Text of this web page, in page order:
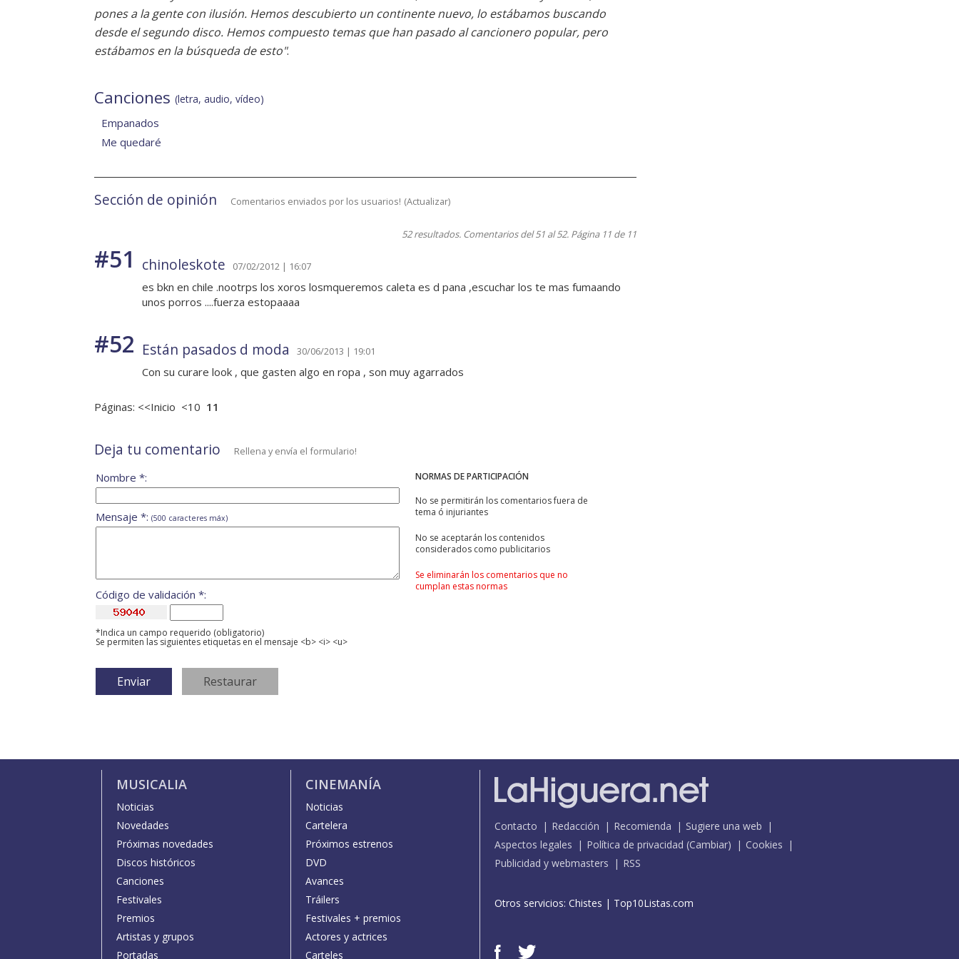
pones a la gente con ilusión. Hemos descubierto un continente nuevo, lo estábamos buscando
desde el segundo disco. Hemos compuesto temas que han pasado al cancionero popular, pero
estábamos en la búsqueda de esto".
Canciones (letra, audio, vídeo)
Empanados
Me quedaré
Sección de opinión Comentarios enviados por los usuarios! (Actualizar)
52 resultados. Comentarios del 51 al 52. Página 11 de 11
#51 chinoleskote 07/02/2012 | 16:07
es bkn en chile .nootrps los xoros losmqueremos caleta es d pana ,escuchar los te mas fumaando
unos porros ....fuerza estopaaaa
#52 Están pasados d moda 30/06/2013 | 19:01
Con su curare look , que gasten algo en ropa , son muy agarrados
Páginas: <<Inicio <10 11
Deja tu comentario Rellena y envía el formulario!
NORMAS DE PARTICIPACIÓN
No se permitirán los comentarios fuera de
tema ó injuriantes
No se aceptarán los contenidos
considerados como publicitarios
Se eliminarán los comentarios que no
cumplan estas normas
Nombre *:
Mensaje *: (500 caracteres máx)
Código de validación *:
*Indica un campo requerido (obligatorio)
Se permiten las siguientes etiquetas en el mensaje <b> <i> <u>
MUSICALIA
Noticias
Novedades
Próximas novedades
Discos históricos
Canciones
Festivales
Premios
Artistas y grupos
Portadas
CINEMANÍA
Noticias
Cartelera
Próximos estrenos
DVD
Avances
Tráilers
Festivales + premios
Actores y actrices
Carteles
Contacto Redacción Recomienda
Sugiere una web
Aspectos legales
Política de privacidad (Cambiar)
Cookies
Publicidad y webmasters
RSS
Otros servicios: Chistes | Top10Listas.com